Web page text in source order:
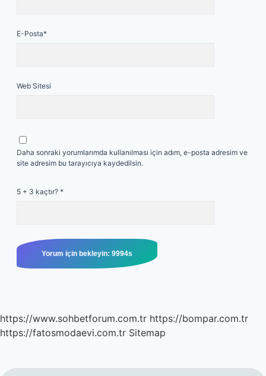
E-Posta*
Web Sitesi
Daha sonraki yorumlarımda kullanılması için adım, e-posta adresim ve
site adresim bu tarayıcıya kaydedilsin.
5 + 3 kaçtır? *
https://www.sohbetforum.com.tr https://bompar.com.tr
https://fatosmodaevi.com.tr Sitemap